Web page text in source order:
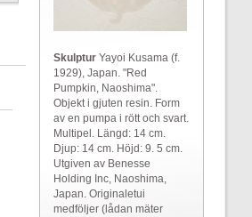
SkulpturYayoi Kusama (f.
1929), Japan. "Red
Pumpkin, Naoshima".
Objekt i gjuten resin. Form
av en pumpa i rött och svart.
Multipel. Längd: 14 cm.
Djup: 14 cm. Höjd: 9. 5 cm.
Utgiven av Benesse
Holding Inc, Naoshima,
Japan. Originaletui
medföljer (lådan mäter